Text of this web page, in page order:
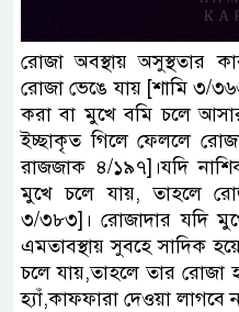
রোজা অবস্থায় অসুস্থতার
রোজা ভেঙে যায় [শামি ৩/
করা বা মুখে বমি চলে
ইচ্ছাকৃত গিলে ফেললে
রাজজাক ৪/১৯৭]।যদি
মুখে চলে যায়, তাহলে
৩/৩৮৩]। রোজাদার যদি
এমতাবস্থায় সুবহে সাদিক
চলে যায়,তাহলে তার রোজা
হ্যাঁ,কাফফারা দেওয়া লাগবে